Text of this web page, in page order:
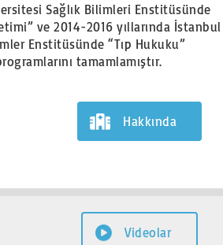
Sağlık Bilimleri Enstitüsünde
ve 2014-2016 yıllarında İstanbul
Enstitüsünde “Tıp Hukuku”
tamamlamıştır.
Hakkında
Videolar